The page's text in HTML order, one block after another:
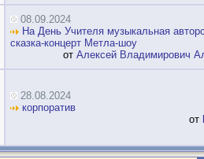
08.09.2024
На День Учителя музыкальная
сказка-концерт Метла-шоу
от Алексей Владимирович
28.08.2024
корпоратив
от